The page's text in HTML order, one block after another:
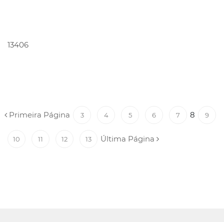
13406
Primeira Página 3 4 5 6 7 8 9
10 11 12 13 Última Página